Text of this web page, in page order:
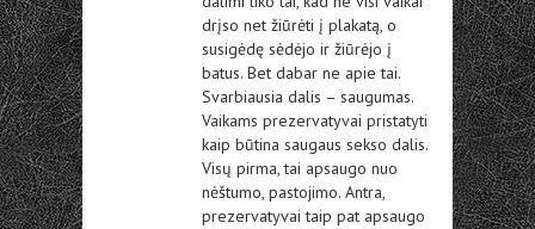
drįso net žiūrėti į plakatą, o
susigėdę sėdėjo ir žiūrėjo į
batus. Bet dabar ne apie tai.
Svarbiausia dalis – saugumas.
Vaikams prezervatyvai pristatyti
kaip būtina saugaus sekso dalis.
Visų pirma, tai apsaugo nuo
nėštumo, pastojimo. Antra,
prezervatyvai taip pat apsaugo